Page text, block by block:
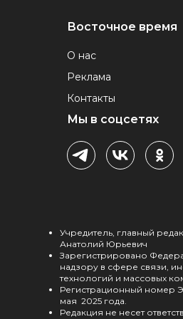
Восточное время
О нас
Реклама
Контакты
Мы в соцсетях
Учредитель, главный
Анатолий Юрьевич
Зарегистрировано
надзору в сфере связи,
технологий и массовых
Регистрационный номер
мая 2025 года.
Редакция не несет